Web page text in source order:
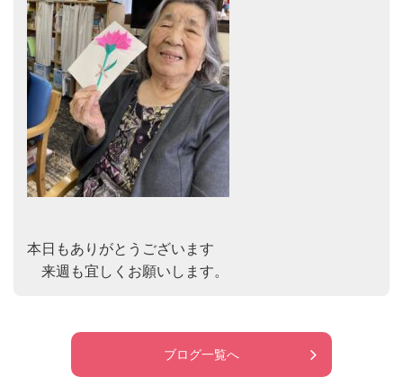
本日もありがとうございます
来週も宜しくお願いします。
ブログ一覧へ